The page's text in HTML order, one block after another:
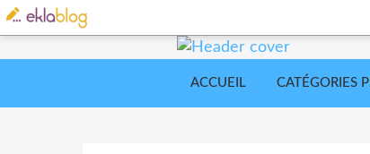
ACCUEIL CATÉGORIES